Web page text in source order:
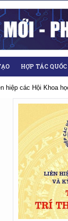
HỢP TÁC
hiệp các Hội Khoa